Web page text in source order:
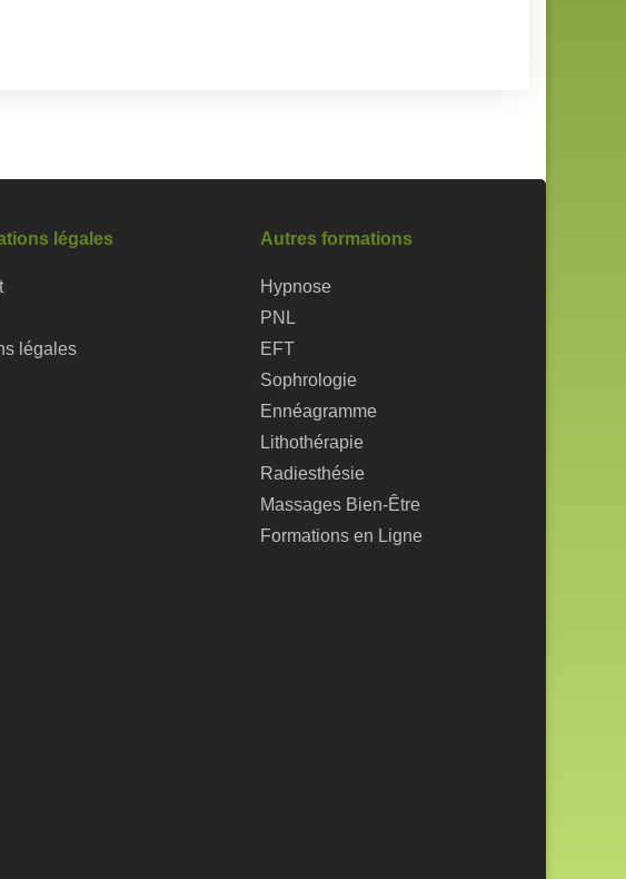
légales
légales
Autres formations
Hypnose
PNL
EFT
Sophrologie
Ennéagramme
Lithothérapie
Radiesthésie
Massages Bien-Être
Formations en Ligne